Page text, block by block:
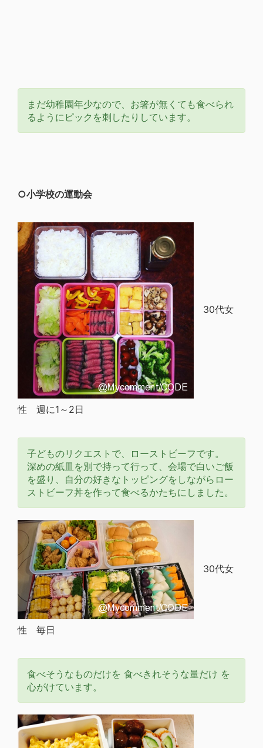
まだ幼稚園年少なので、お箸が無くても食べられ
るようにピックを刺したりしています。
○小学校の運動会
30代女
性 週に1～2日
子どものリクエストで、ローストビーフです。
深めの紙皿を別で持って行って、会場で白いご飯
を盛り、自分の好きなトッピングをしながらロー
ストビーフ丼を作って食べるかたちにしました。
30代女
性 毎日
食べそうなものだけを 食べきれそうな量だけ を
心がけています。